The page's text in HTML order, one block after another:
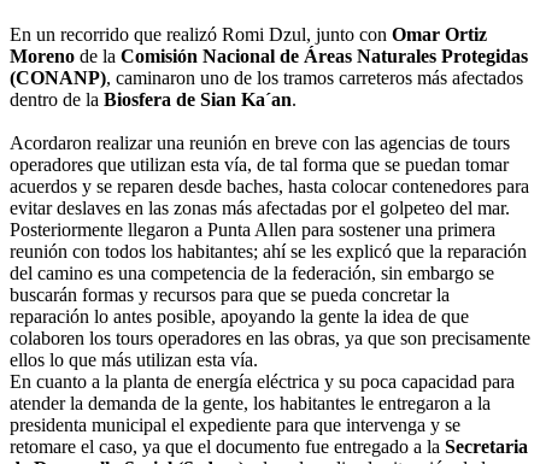
En un recorrido que realizó Romi Dzul, junto con Omar Ortiz
Moreno de la Comisión Nacional de Áreas Naturales Protegidas
(CONANP), caminaron uno de los tramos carreteros más afectados
dentro de la Biosfera de Sian Ka´an.
Acordaron realizar una reunión en breve con las agencias de tours
operadores que utilizan esta vía, de tal forma que se puedan tomar
acuerdos y se reparen desde baches, hasta colocar contenedores para
evitar deslaves en las zonas más afectadas por el golpeteo del mar.
Posteriormente llegaron a Punta Allen para sostener una primera
reunión con todos los habitantes; ahí se les explicó que la reparación
del camino es una competencia de la federación, sin embargo se
buscarán formas y recursos para que se pueda concretar la
reparación lo antes posible, apoyando la gente la idea de que
colaboren los tours operadores en las obras, ya que son precisamente
ellos lo que más utilizan esta vía.
En cuanto a la planta de energía eléctrica y su poca capacidad para
atender la demanda de la gente, los habitantes le entregaron a la
presidenta municipal el expediente para que intervenga y se
retomare el caso, ya que el documento fue entregado a la Secretaria